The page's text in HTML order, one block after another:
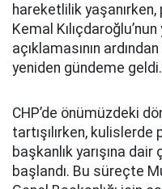
hareketlilik
Kemal
açıklamasının
yeniden gündeme geldi.
CHP’de önümüzdeki
tartışılırken,
başkanlık yarışına
başlandı. Bu süreçte